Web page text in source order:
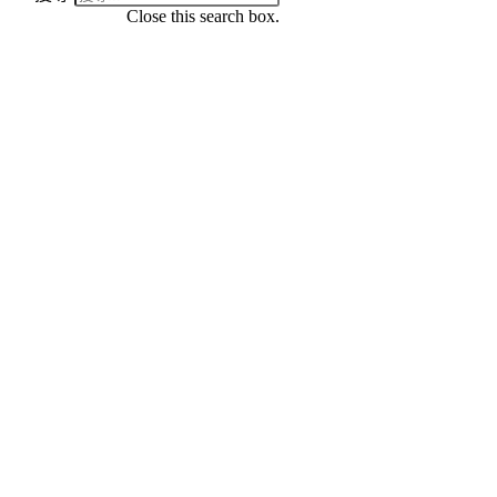
Close this search box.